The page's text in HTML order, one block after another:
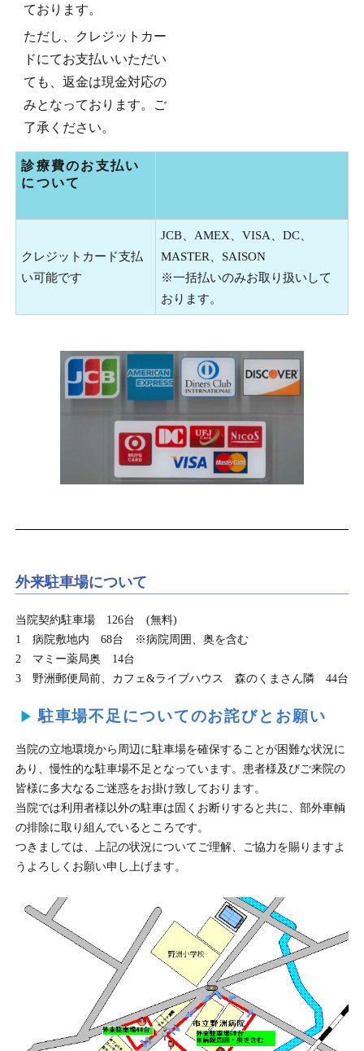
ております。
ただし、クレジットカー
ドにてお支払いいただい
ても、返金は現金対応の
みとなっております。ご
了承ください。
診療費のお支払い
について
クレジットカード支払
い可能です
JCB、AMEX、VISA、DC、
MASTER、SAISON
※一括払いのみお取り扱いして
おります。
外来駐車場について
当院契約駐車場 126台 (無料)
1 病院敷地内 68台 ※病院周囲、奥を含む
2 マミー薬局奥 14台
3 野洲郵便局前、カフェ&ライブハウス 森のくまさん隣 44台
駐車場不足についてのお詫びとお願い
当院の立地環境から周辺に駐車場を確保することが困難な状況に
あり、慢性的な駐車場不足となっています。患者様及びご来院の
皆様に多大なるご迷惑をお掛け致しております。
当院では利用者様以外の駐車は固くお断りすると共に、部外車輌
の排除に取り組んでいるところです。
つきましては、上記の状況についてご理解、ご協力を賜りますよ
うよろしくお願い申し上げます。